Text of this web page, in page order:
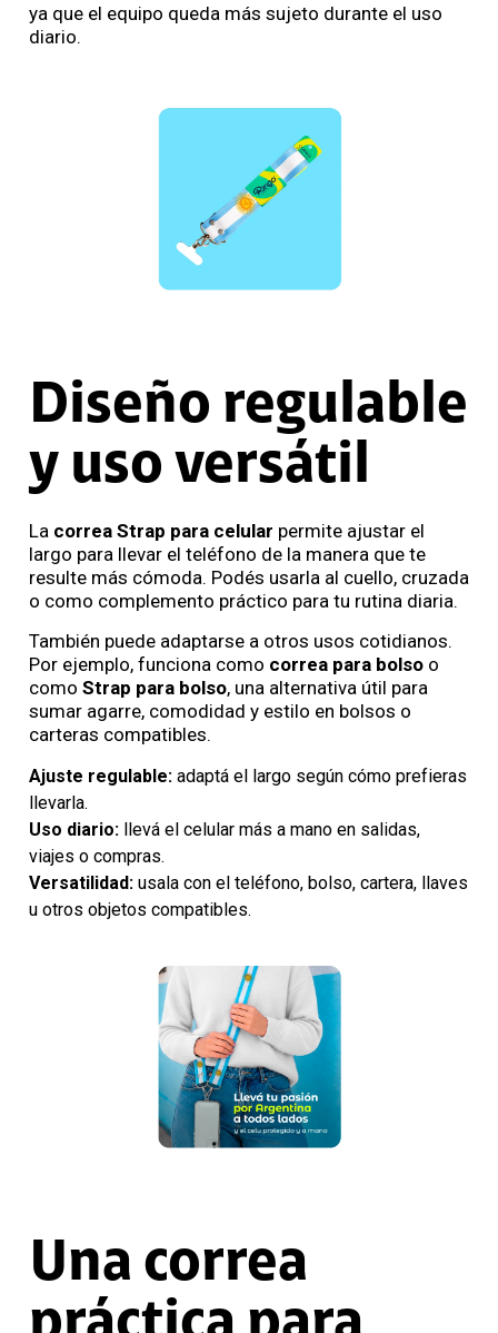
ya que el equipo queda más sujeto durante el uso
diario.
Diseño regulable
y uso versátil
La correa Strap para celular permite ajustar el
largo para llevar el teléfono de la manera que te
resulte más cómoda. Podés usarla al cuello, cruzada
o como complemento práctico para tu rutina diaria.
También puede adaptarse a otros usos cotidianos.
Por ejemplo, funciona como correa para bolso o
como Strap para bolso, una alternativa útil para
sumar agarre, comodidad y estilo en bolsos o
carteras compatibles.
Ajuste regulable: adaptá el largo según cómo prefieras
llevarla.
Uso diario: llevá el celular más a mano en salidas,
viajes o compras.
Versatilidad: usala con el teléfono, bolso, cartera, llaves
u otros objetos compatibles.
Una correa